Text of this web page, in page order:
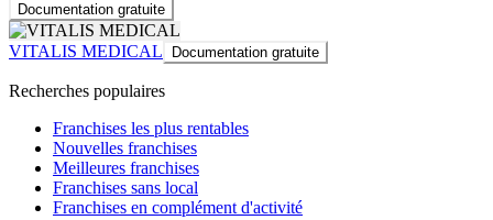
Documentation gratuite
VITALIS MEDICAL Documentation gratuite
Recherches populaires
Franchises les plus rentables
Nouvelles franchises
Meilleures franchises
Franchises sans local
Franchises en complément d'activité